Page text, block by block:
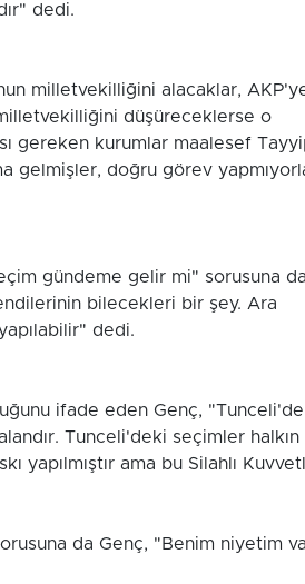
dedi.
milletvekilliğini alacaklar,
düşüreceklerse o
gereken kurumlar maalesef
gelmişler, doğru görev
gündeme gelir mi" sorusuna da
bilecekleri bir şey. Ara
dedi.
ifade eden Genç, "Tunceli'de
Tunceli'deki seçimler halkın
yapılmıştır ama bu Silahlı
da Genç, "Benim niyetim